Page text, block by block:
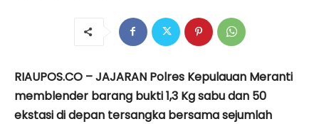
RIAUPOS.CO – JAJARAN Polres Kepulauan Meranti
memblender barang bukti 1,3 Kg sabu dan 50
ekstasi di depan tersangka bersama sejumlah